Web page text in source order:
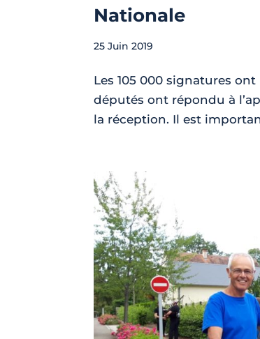
Nationale
25 Juin 2019
Les 105 000 signatures
députés ont répondu à
la réception. Il est